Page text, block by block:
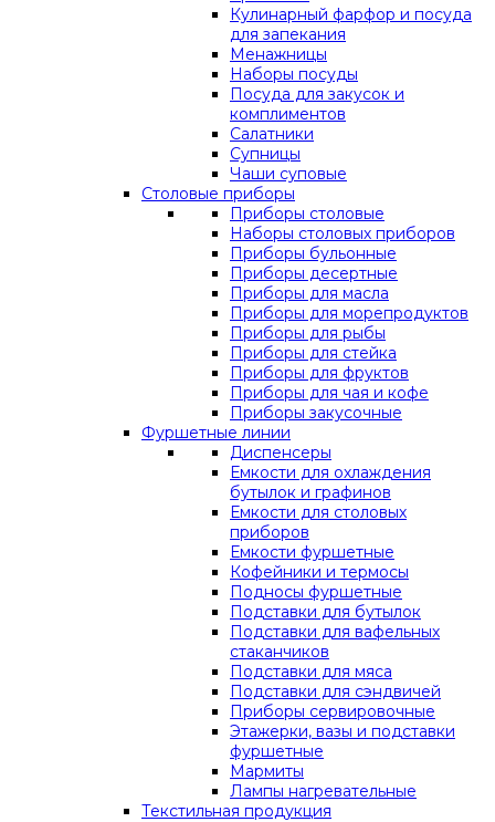
Кулинарный фарфор и посуда
для запекания
Менажницы
Наборы посуды
Посуда для закусок и
комплиментов
Салатники
Супницы
Чаши суповые
Столовые приборы
Приборы столовые
Наборы столовых приборов
Приборы бульонные
Приборы десертные
Приборы для масла
Приборы для морепродуктов
Приборы для рыбы
Приборы для стейка
Приборы для фруктов
Приборы для чая и кофе
Приборы закусочные
Фуршетные линии
Диспенсеры
Емкости для охлаждения
бутылок и графинов
Емкости для столовых
приборов
Емкости фуршетные
Кофейники и термосы
Подносы фуршетные
Подставки для бутылок
Подставки для вафельных
стаканчиков
Подставки для мяса
Подставки для сэндвичей
Приборы сервировочные
Этажерки, вазы и подставки
фуршетные
Мармиты
Лампы нагревательные
Текстильная продукция